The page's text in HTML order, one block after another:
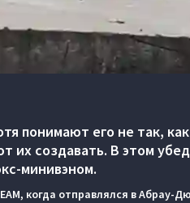
понимают его не так,
их создавать. В этом
минивэном.
когда отправлялся в Абрау-